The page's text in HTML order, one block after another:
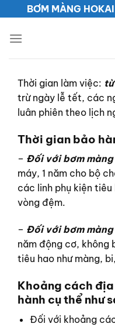
qua
nội
BƠM MÀNG
Thời gian làm việc:
trừ ngày lễ tết, các
luân phiên theo lịch
Thời gian bảo
– Đối với bơm màng
máy, 1 năm cho bộ
các linh phụ kiện
vòng đệm.
– Đối với bơm
năm động cơ, không
tiêu hao như màng,
Khoảng cách
hành cụ thể như
Đối với khoảng